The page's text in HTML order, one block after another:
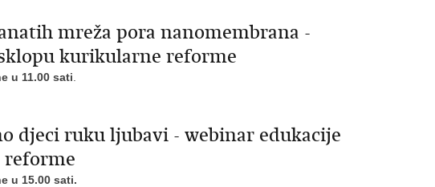
mreža pora nanomembrana -
kurikularne reforme
u 11.00 sati
djeci ruku ljubavi - webinar edukacije
u 15.00 sati.